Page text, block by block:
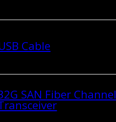
Cable
SAN Fiber Channel